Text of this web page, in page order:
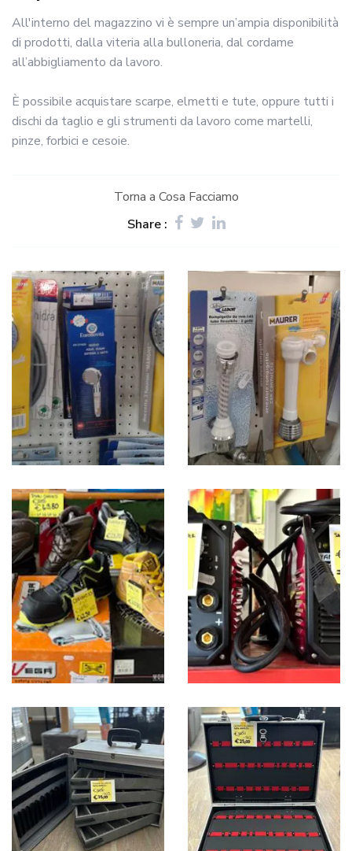
All'interno del magazzino vi è sempre un’ampia disponibilità
di prodotti, dalla viteria alla bulloneria, dal cordame
all’abbigliamento da lavoro.
È possibile acquistare scarpe, elmetti e tute, oppure tutti i
dischi da taglio e gli strumenti da lavoro come martelli,
pinze, forbici e cesoie.
Torna a Cosa Facciamo
Share :